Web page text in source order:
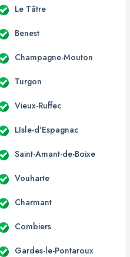
Le Tâtre
Benest
Champagne-Mouton
Turgon
Vieux-Ruffec
LIsle-d'Espagnac
Saint-Amant-de-Boixe
Vouharte
Charmant
Combiers
Gardes-le-Pontaroux